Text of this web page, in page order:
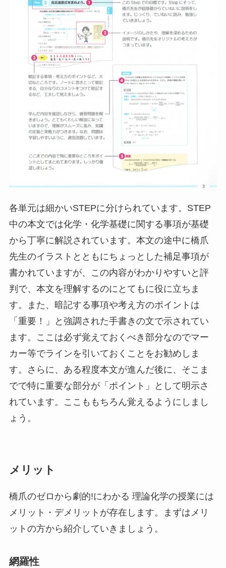
各単元は細かいSTEPに分けられています。STEP
中の本文では化学・化学基礎に関する事項が基礎
から丁寧に解説されています。本文の途中に橋爪
先生のイラストとともにちょっとした補足事項が
書かれていますが、この内容がわかりやすいと評
判で、本文を理解するのにとてもに役に立ちま
す。また、暗記する事項や考え方のポイントは
「重要！」と強調された手書きの文で示されてい
ます。ここは必ず覚えておくべき部分なのでマー
カー等でラインを引いておくことをお勧めしま
す。さらに、ある程度本文が進んだ後に、そこま
でで特に重要な部分が「ポイント」として明示さ
れています。ここももちろん覚えるようにしまし
ょう。
メリット
橋爪のゼロから劇的!にわかる 理論化学の授業には
メリット・デメリットが存在します。まずはメリ
ットの方から紹介していきましょう。
網羅性